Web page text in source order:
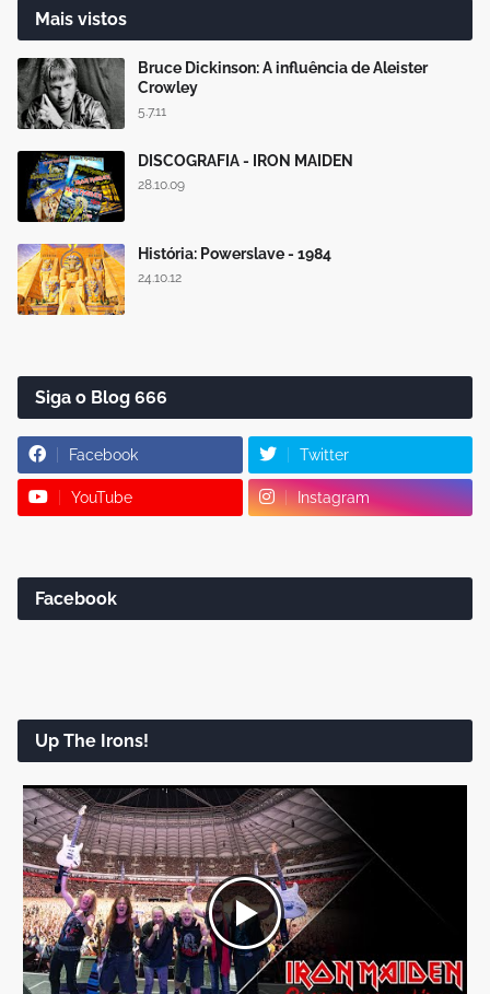
Mais vistos
Bruce Dickinson: A influência de Aleister
Crowley
5.7.11
DISCOGRAFIA - IRON MAIDEN
28.10.09
História: Powerslave - 1984
24.10.12
Siga o Blog 666
Facebook Twitter
YouTube Instagram
Facebook
Up The Irons!